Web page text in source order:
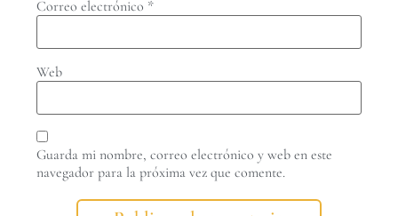
Correo electrónico *
Web
Guarda mi nombre, correo electrónico y web en este
navegador para la próxima vez que comente.